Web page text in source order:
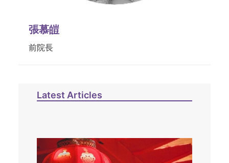
張慕皚
前院長
Latest Articles